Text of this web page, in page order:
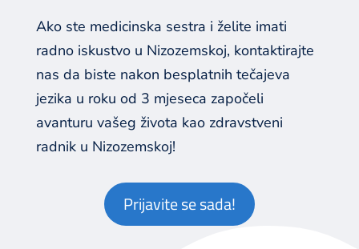
Ako ste medicinska sestra i želite imati
radno iskustvo u Nizozemskoj, kontaktirajte
nas da biste nakon besplatnih tečajeva
jezika u roku od 3 mjeseca započeli
avanturu vašeg života kao zdravstveni
radnik u Nizozemskoj!
Prijavite se sada!